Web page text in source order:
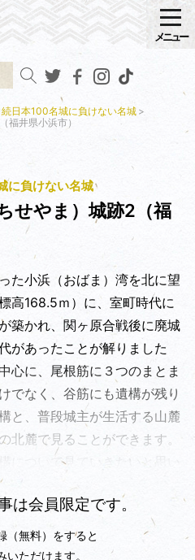
メニュー
日本100名城に負けない名城
福井県小浜市）
に負けない名城
せやま）城跡2（福
た小浜（おばま）湾を北に望
高168.5ｍ）に、室町時代に
築かれ、関ヶ原合戦後に廃城
があったことが解りました
心に、尾根筋に３つのまとま
でなく、谷筋にも遺構が残り
と、普段城主が生活する山麓
北麓で見ることができます。
について見ていきたいと思い
は会員限定です。
（無料）をすると
いただけます。